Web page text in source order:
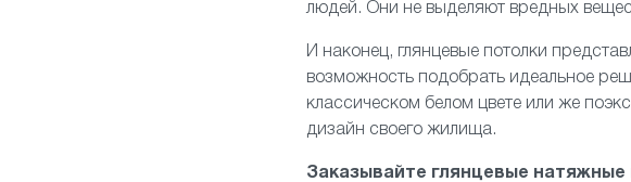
людей. Они не выделяют вредных
И наконец, глянцевые потолки
возможность подобрать идеальное
классическом белом цвете или же
дизайн своего жилища.
Заказывайте глянцевые натяжные